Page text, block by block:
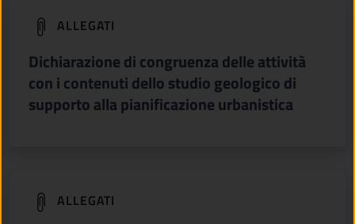
ALLEGATI
Dichiarazione di congruenza delle attività
con i contenuti dello studio geologico di
supporto alla pianificazione urbanistica
(apre in un'altra scheda).
ALLEGATI
(apre in un'altra scheda).